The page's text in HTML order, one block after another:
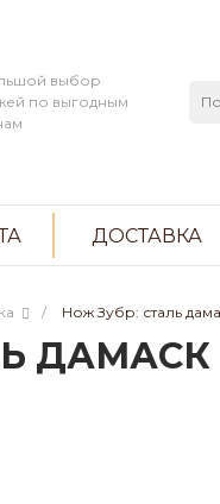
выбор
по выгодным
ДОСТАВКА
/ Нож Зубр: сталь
ДАМАСК